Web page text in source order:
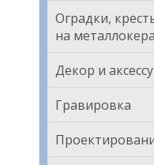
Оградки,
на
Декор и
Гравировка